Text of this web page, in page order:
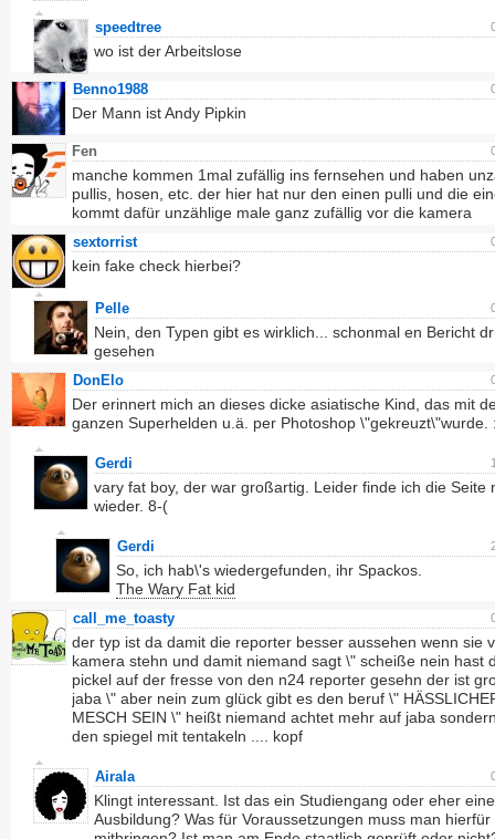
speedtree
wo ist der Arbeitslose
Benno1988
Der Mann ist Andy Pipkin
Fen
manche kommen 1mal zufällig ins fernsehen und haben
pullis, hosen, etc. der hier hat nur den einen pulli und die
kommt dafür unzählige male ganz zufällig vor die kamera
sextorrist
kein fake check hierbei?
Pelle
Nein, den Typen gibt es wirklich... schonmal en Bericht
gesehen
DonElo
Der erinnert mich an dieses dicke asiatische Kind, das mit
ganzen Superhelden u.ä. per Photoshop \"gekreuzt\"wurde.
Gerdi
vary fat boy, der war großartig. Leider finde ich die Seite
wieder. 8-(
Gerdi
So, ich hab\'s wiedergefunden, ihr Spackos.
The Wary Fat kid
call_me_toasty
der typ ist da damit die reporter besser aussehen wenn sie
kamera stehn und damit niemand sagt \" scheiße nein hast
pickel auf der fresse von den n24 reporter gesehn der ist
jaba \" aber nein zum glück gibt es den beruf \"
MESCH SEIN \" heißt niemand achtet mehr auf jaba
den spiegel mit tentakeln .... kopf
Airala
Klingt interessant. Ist das ein Studiengang oder eher eine
Ausbildung? Was für Voraussetzungen muss man hierfür